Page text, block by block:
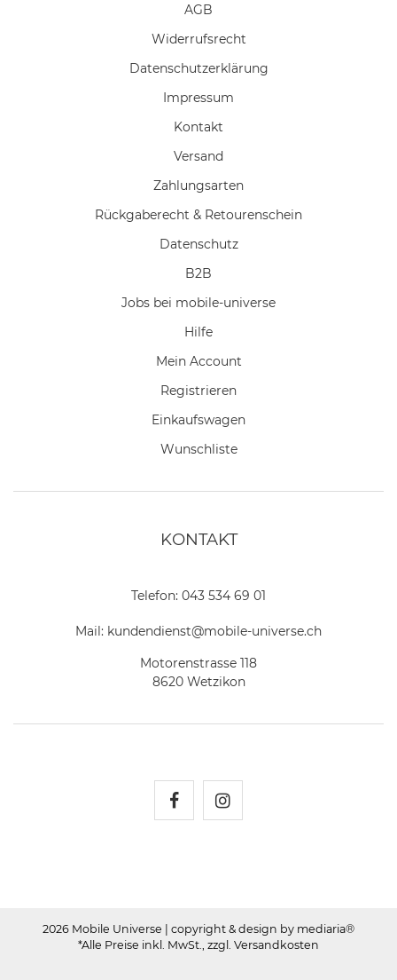
AGB
Widerrufs­recht
Daten­schutz­erklärung
Impressum
Kontakt
Versand
Zahlungsarten
Rückgaberecht & Retourenschein
Datenschutz
B2B
Jobs bei mobile-universe
Hilfe
Mein Account
Registrieren
Einkaufswagen
Wunschliste
KONTAKT
Telefon: 043 534 69 01
Mail: kundendienst@mobile-universe.ch
Motorenstrasse 118
8620 Wetzikon
2026 Mobile Universe | copyright & design by mediaria®
*Alle Preise inkl. MwSt., zzgl. Versandkosten